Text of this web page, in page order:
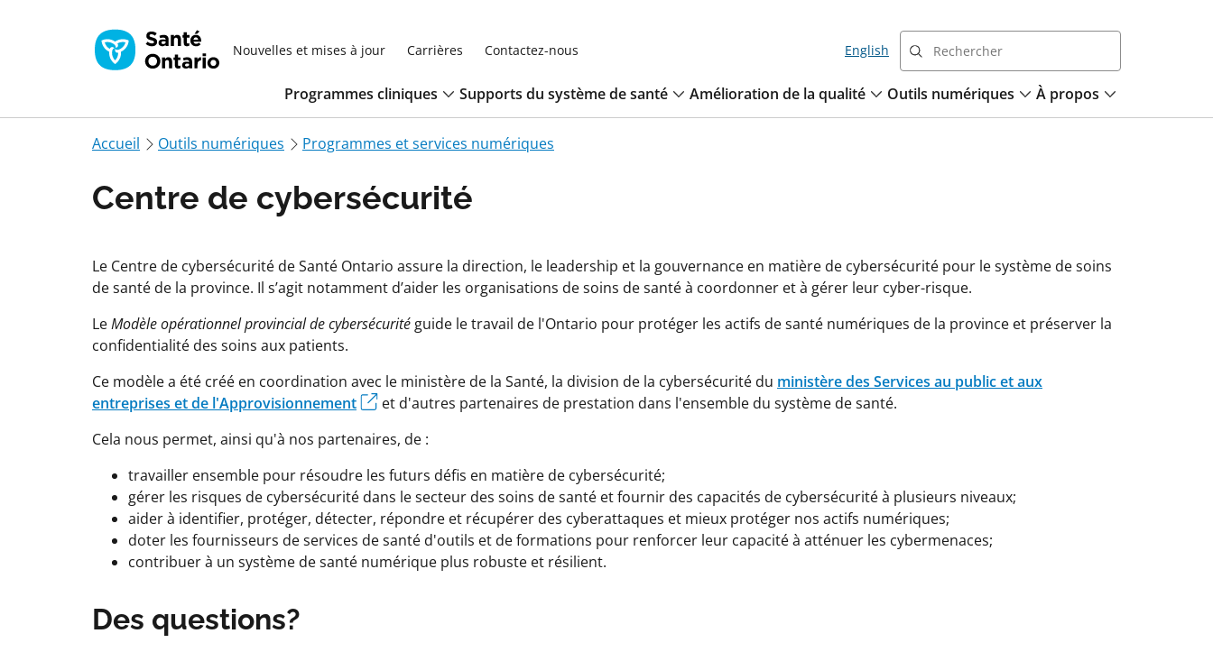
Nouvelles et mises à jour Carrières Contactez-nous English
Programmes cliniques Supports du système de santé Amélioration de la qualité Outils numériques À propos
Accueil Outils numériques Programmes et services numériques
Centre de cybersécurité
Le Centre de cybersécurité de Santé Ontario assure la direction, le leadership et la gouvernance en matière de cybersécurité pour le système de soins
de santé de la province. Il s’agit notamment d’aider les organisations de soins de santé à coordonner et à gérer leur cyber-risque.
LeModèle opérationnel provincial de cybersécurité guide le travail de l'Ontario pour protéger les actifs de santé numériques de la province et préserver la
confidentialité des soins aux patients.
Ce modèle a été créé en coordination avec le ministère de la Santé, la division de la cybersécurité du ministère des Services au public et aux
entreprises et de l'Approvisionnement
et d'autres partenaires de prestation dans l'ensemble du système de santé.
Cela nous permet, ainsi qu'à nos partenaires, de :
travailler ensemble pour résoudre les futurs défis en matière de cybersécurité;
gérer les risques de cybersécurité dans le secteur des soins de santé et fournir des capacités de cybersécurité à plusieurs niveaux;
aider à identifier, protéger, détecter, répondre et récupérer des cyberattaques et mieux protéger nos actifs numériques;
doter les fournisseurs de services de santé d'outils et de formations pour renforcer leur capacité à atténuer les cybermenaces;
contribuer à un système de santé numérique plus robuste et résilient.
Des questions?